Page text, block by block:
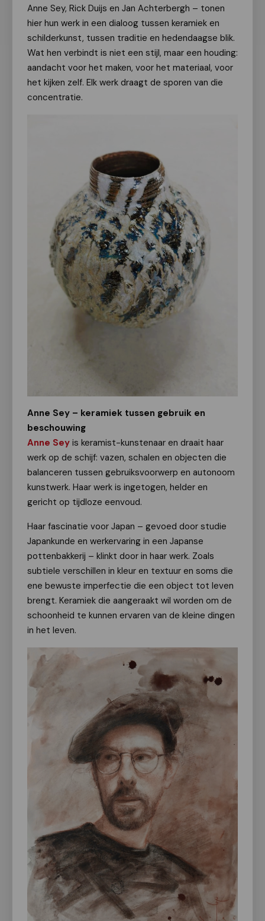
Anne Sey, Rick Duijs en Jan Achterbergh – tonen
hier hun werk in een dialoog tussen keramiek en
schilderkunst, tussen traditie en hedendaagse blik.
Wat hen verbindt is niet een stijl, maar een houding:
aandacht voor het maken, voor het materiaal, voor
het kijken zelf. Elk werk draagt de sporen van die
concentratie.
Anne Sey – keramiek tussen gebruik en
beschouwing
Anne Sey is keramist-kunstenaar en draait haar
werk op de schijf: vazen, schalen en objecten die
balanceren tussen gebruiksvoorwerp en autonoom
kunstwerk. Haar werk is ingetogen, helder en
gericht op tijdloze eenvoud.
Haar fascinatie voor Japan – gevoed door studie
Japankunde en werkervaring in een Japanse
pottenbakkerij – klinkt door in haar werk. Zoals
subtiele verschillen in kleur en textuur en soms die
ene bewuste imperfectie die een object tot leven
brengt. Keramiek die aangeraakt wil worden om de
schoonheid te kunnen ervaren van de kleine dingen
in het leven.